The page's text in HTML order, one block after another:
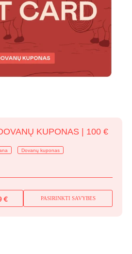
KUPONAS | 100 €
Dovanų kuponas
€ PASIRINKTI SAVYBES
This